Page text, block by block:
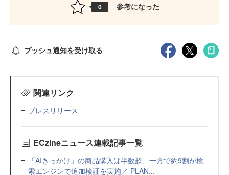
0 参考になった
プッシュ通知を受け取る
関連リンク
プレスリリース
ECzineニュース連載記事一覧
「AIきっかけ」の商品購入は半数超、一方で約9割が検
索エンジンで追加検証を実施／ PLAN...